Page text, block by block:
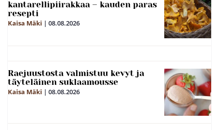
kantarellipiirakkaa – kauden paras
resepti
Kaisa Mäki | 08.08.2026
Raejuustosta valmistuu kevyt ja
täyteläinen suklaamousse
Kaisa Mäki | 08.08.2026